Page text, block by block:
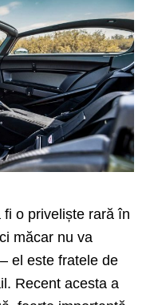
o priveliște rară în
măcar nu va
el este fratele de
Recent acesta a